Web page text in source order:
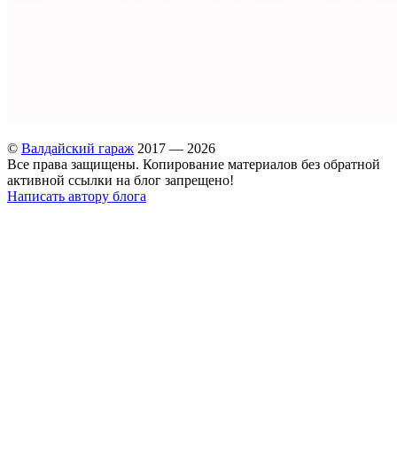
© Валдайский гараж 2017 — 2026
Все права защищены. Копирование материалов без обратной
активной ссылки на блог запрещено!
Написать автору блога